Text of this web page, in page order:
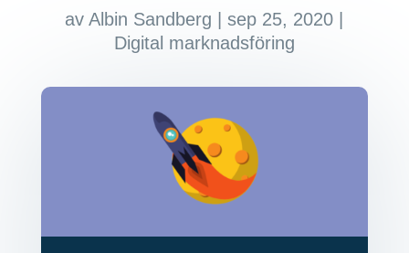
avAlbin Sandberg |sep 25, 2020
Digital marknadsföring